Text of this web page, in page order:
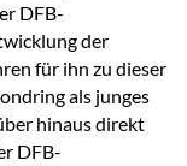
DFB-
der
für ihn zu dieser
als junges
hinaus direkt
DFB-